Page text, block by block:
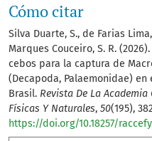
Cómo citar
Silva Duarte, S., de Farias
Marques Couceiro, S. R.
cebos para la captura de
(Decapoda, Palaemonidae)
Brasil. Revista De La
Físicas Y Naturales, 50(195),
https://doi.org/10.18257/